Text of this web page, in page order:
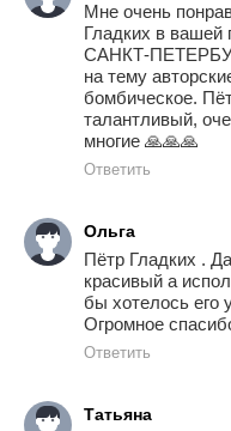
Мне очень
Гладких в вашей
САНКТ-
на тему
бомбическое.
талантливый,
многие 🙏🙏🙏
Ответить
Ольга
Пётр Гладких .
красивый а
бы хотелось его
Огромное
Ответить
Татьяна